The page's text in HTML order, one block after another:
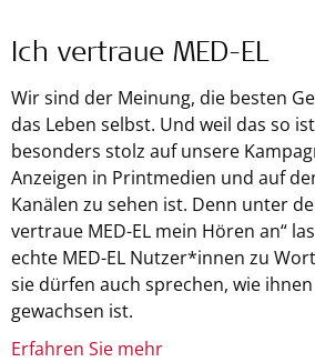
Ich vertraue MED-EL
Wir sind der Meinung, die besten
das Leben selbst. Und weil das so
besonders stolz auf unsere
Anzeigen in Printmedien und auf
Kanälen zu sehen ist. Denn unter
vertraue MED-EL mein Hören an“
echte MED-EL Nutzer*innen zu
sie dürfen auch sprechen, wie
gewachsen ist.
Erfahren Sie mehr